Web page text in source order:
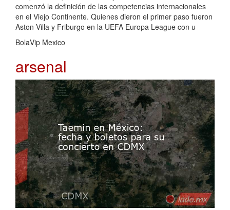
comenzó la definición de las competencias internacionales
en el Viejo Continente. Quienes dieron el primer paso fueron
Aston Villa y Friburgo en la UEFA Europa League con u
BolaVip Mexico
arsenal